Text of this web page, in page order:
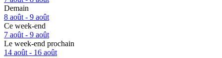
Demain
8 août - 9 août
Ce week-end
7 août - 9 août
Le week-end prochain
14 août - 16 août